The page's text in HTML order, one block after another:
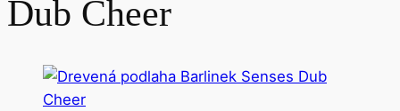
Dub Cheer